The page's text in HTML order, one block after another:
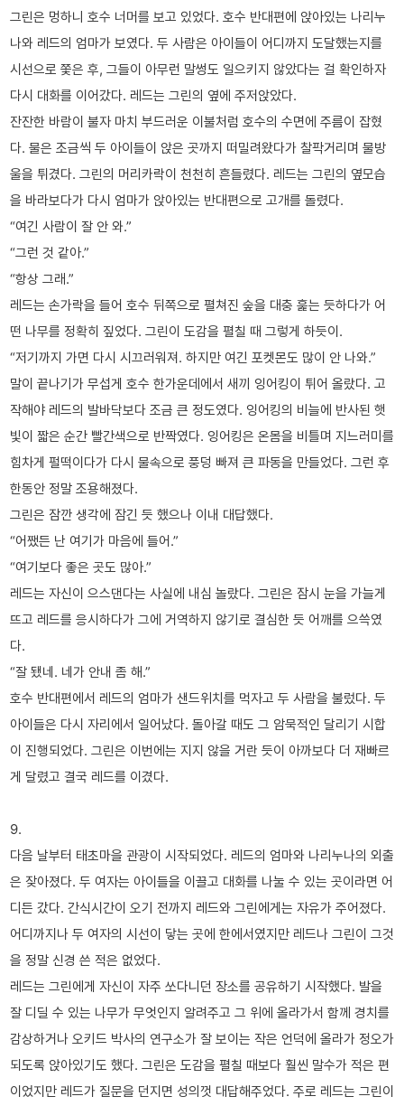
그린은 멍하니 호수 너머를 보고 있었다. 호수 반대편에 앉아있는 나리누
나와 레드의 엄마가 보였다. 두 사람은 아이들이 어디까지 도달했는지를
시선으로 쫓은 후, 그들이 아무런 말썽도 일으키지 않았다는 걸 확인하자
다시 대화를 이어갔다. 레드는 그린의 옆에 주저앉았다.
잔잔한 바람이 불자 마치 부드러운 이불처럼 호수의 수면에 주름이 잡혔
다. 물은 조금씩 두 아이들이 앉은 곳까지 떠밀려왔다가 찰팍거리며 물방
울을 튀겼다. 그린의 머리카락이 천천히 흔들렸다. 레드는 그린의 옆모습
을 바라보다가 다시 엄마가 앉아있는 반대편으로 고개를 돌렸다.
“여긴 사람이 잘 안 와.”
“그런 것 같아.”
“항상 그래.”
레드는 손가락을 들어 호수 뒤쪽으로 펼쳐진 숲을 대충 훑는 듯하다가 어
떤 나무를 정확히 짚었다. 그린이 도감을 펼칠 때 그렇게 하듯이.
“저기까지 가면 다시 시끄러워져. 하지만 여긴 포켓몬도 많이 안 나와.”
말이 끝나기가 무섭게 호수 한가운데에서 새끼 잉어킹이 튀어 올랐다. 고
작해야 레드의 발바닥보다 조금 큰 정도였다. 잉어킹의 비늘에 반사된 햇
빛이 짧은 순간 빨간색으로 반짝였다. 잉어킹은 온몸을 비틀며 지느러미를
힘차게 펄떡이다가 다시 물속으로 풍덩 빠져 큰 파동을 만들었다. 그런 후
한동안 정말 조용해졌다.
그린은 잠깐 생각에 잠긴 듯 했으나 이내 대답했다.
“어쨌든 난 여기가 마음에 들어.”
“여기보다 좋은 곳도 많아.”
레드는 자신이 으스댄다는 사실에 내심 놀랐다. 그린은 잠시 눈을 가늘게
뜨고 레드를 응시하다가 그에 거역하지 않기로 결심한 듯 어깨를 으쓱였
다.
“잘 됐네. 네가 안내 좀 해.”
호수 반대편에서 레드의 엄마가 샌드위치를 먹자고 두 사람을 불렀다. 두
아이들은 다시 자리에서 일어났다. 돌아갈 때도 그 암묵적인 달리기 시합
이 진행되었다. 그린은 이번에는 지지 않을 거란 듯이 아까보다 더 재빠르
게 달렸고 결국 레드를 이겼다.
9.
다음 날부터 태초마을 관광이 시작되었다. 레드의 엄마와 나리누나의 외출
은 잦아졌다. 두 여자는 아이들을 이끌고 대화를 나눌 수 있는 곳이라면 어
디든 갔다. 간식시간이 오기 전까지 레드와 그린에게는 자유가 주어졌다.
어디까지나 두 여자의 시선이 닿는 곳에 한에서였지만 레드나 그린이 그것
을 정말 신경 쓴 적은 없었다.
레드는 그린에게 자신이 자주 쏘다니던 장소를 공유하기 시작했다. 발을
잘 디딜 수 있는 나무가 무엇인지 알려주고 그 위에 올라가서 함께 경치를
감상하거나 오키드 박사의 연구소가 잘 보이는 작은 언덕에 올라가 정오가
되도록 앉아있기도 했다. 그린은 도감을 펼칠 때보다 훨씬 말수가 적은 편
이었지만 레드가 질문을 던지면 성의껏 대답해주었다. 주로 레드는 그린이